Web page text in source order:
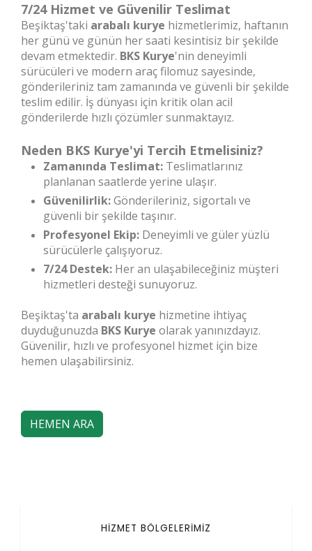
7/24 Hizmet ve Güvenilir Teslimat
Beşiktaş'taki arabalı kurye hizmetlerimiz, haftanın
her günü ve günün her saati kesintisiz bir şekilde
devam etmektedir. BKS Kurye'nin deneyimli
sürücüleri ve modern araç filomuz sayesinde,
gönderileriniz tam zamanında ve güvenli bir şekilde
teslim edilir. İş dünyası için kritik olan acil
gönderilerde hızlı çözümler sunmaktayız.
Neden BKS Kurye'yi Tercih Etmelisiniz?
Zamanında Teslimat: Teslimatlarınız
planlanan saatlerde yerine ulaşır.
Güvenilirlik:Gönderileriniz, sigortalı ve
güvenli bir şekilde taşınır.
Profesyonel Ekip: Deneyimli ve güler yüzlü
sürücülerle çalışıyoruz.
7/24 Destek: Her an ulaşabileceğiniz müşteri
hizmetleri desteği sunuyoruz.
Beşiktaş'ta arabalı kurye hizmetine ihtiyaç
duyduğunuzda BKS Kurye olarak yanınızdayız.
Güvenilir, hızlı ve profesyonel hizmet için bize
hemen ulaşabilirsiniz.
HEMEN ARA
HİZMET BÖLGELERİMİZ